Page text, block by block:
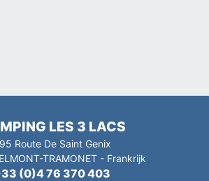
LES 3 LACS
Route De Saint Genix
TRAMONET- Frankrijk
(0)4 76 370 403